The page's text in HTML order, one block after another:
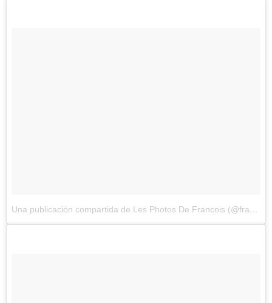
Una publicación compartida de Les Photos De Francois (@francoisdourlen)